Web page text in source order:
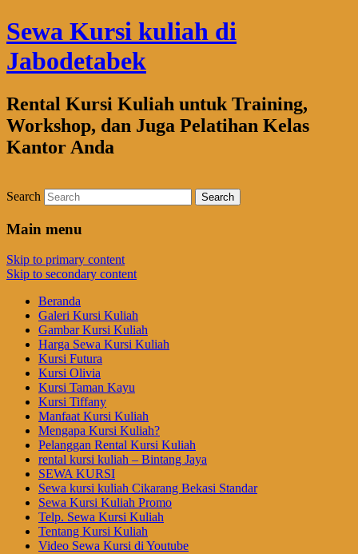
Sewa Kursi kuliah di
Jabodetabek
Rental Kursi Kuliah untuk Training,
Workshop, dan Juga Pelatihan Kelas
Kantor Anda
Search
Main menu
Skip to primary content
Skip to secondary content
Beranda
Galeri Kursi Kuliah
Gambar Kursi Kuliah
Harga Sewa Kursi Kuliah
Kursi Futura
Kursi Olivia
Kursi Taman Kayu
Kursi Tiffany
Manfaat Kursi Kuliah
Mengapa Kursi Kuliah?
Pelanggan Rental Kursi Kuliah
rental kursi kuliah – Bintang Jaya
SEWA KURSI
Sewa kursi kuliah Cikarang Bekasi Standar
Sewa Kursi Kuliah Promo
Telp. Sewa Kursi Kuliah
Tentang Kursi Kuliah
Video Sewa Kursi di Youtube